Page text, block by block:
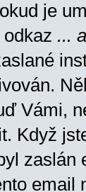
je
...
Vámi,
Když
zaslán
email